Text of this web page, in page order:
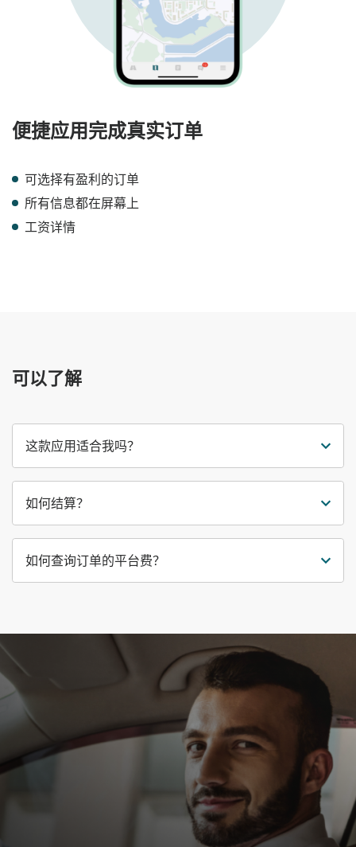
便捷应用完成真实订单
可选择有盈利的订单
所有信息都在屏幕上
工资详情
可以了解
这款应用适合我吗？
如何结算？
如何查询订单的平台费？